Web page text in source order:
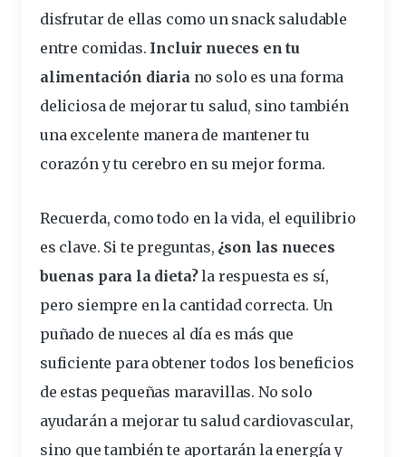
disfrutar de ellas como un snack saludable
entre comidas. Incluir nueces en tu
alimentación diaria no solo es una forma
deliciosa de mejorar tu salud, sino también
una excelente manera de mantener tu
corazón y tu cerebro en su mejor forma.
Recuerda, como todo en la vida, el equilibrio
es clave. Si te preguntas, ¿son las nueces
buenas para la dieta?la respuesta es sí,
pero siempre en la cantidad correcta. Un
puñado de nueces al día es más que
suficiente para obtener todos los beneficios
de estas pequeñas maravillas. No solo
ayudarán a mejorar tu salud cardiovascular,
sino que también te aportarán la energía y